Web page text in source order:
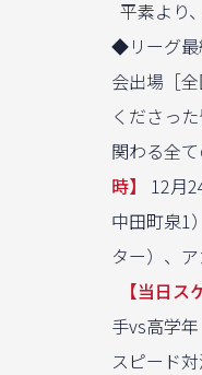
平素より
◆リーグ最
会出場［
くださっ
関わる全
時】
12月
中田町泉1
ター）、
【当日ス
手vs高学
スピード